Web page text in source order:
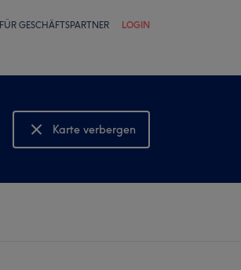
FÜR GESCHÄFTSPARTNER LOGIN
Karte verbergen
Karte anzeigen